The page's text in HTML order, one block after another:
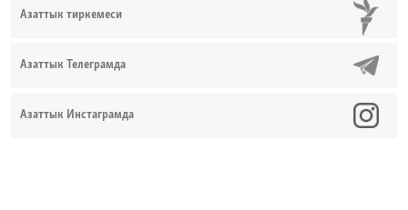
Азаттык тиркемеси
Азаттык Телеграмда
Азаттык Инстаграмда